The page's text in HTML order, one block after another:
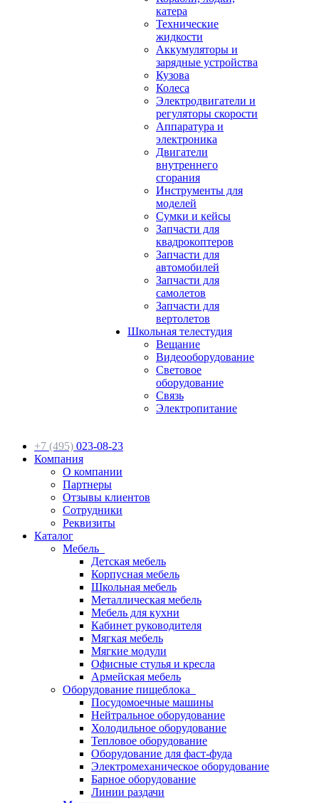
катера
Технические
жидкости
Аккумуляторы и
зарядные устройства
Кузова
Колеса
Электродвигатели и
регуляторы скорости
Аппаратура и
электроника
Двигатели
внутреннего
сгорания
Инструменты для
моделей
Сумки и кейсы
Запчасти для
квадрокоптеров
Запчасти для
автомобилей
Запчасти для
самолетов
Запчасти для
вертолетов
Школьная телестудия
Вещание
Видеооборудование
Световое
оборудование
Связь
Электропитание
+7 (495) 023-08-23
Компания
О компании
Партнеры
Отзывы клиентов
Сотрудники
Реквизиты
Каталог
Мебель
Детская мебель
Корпусная мебель
Школьная мебель
Металлическая мебель
Мебель для кухни
Кабинет руководителя
Мягкая мебель
Мягкие модули
Офисные стулья и кресла
Армейская мебель
Оборудование пищеблока
Посудомоечные машины
Нейтральное оборудование
Холодильное оборудование
Тепловое оборудование
Оборудование для фаст-фуда
Электромеханическое оборудование
Барное оборудование
Линии раздачи